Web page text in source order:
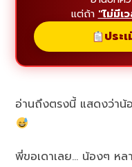
แต่ถ้า "ไม่มีเ
ประ
อ่านถึงตรงนี้ แสดงว่าน้
พี่ขอเดาเลย… น้องๆ หล